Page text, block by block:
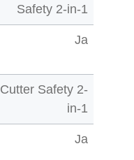
Safety 2-in-1
Ja
Cutter Safety 2-
in-1
Ja